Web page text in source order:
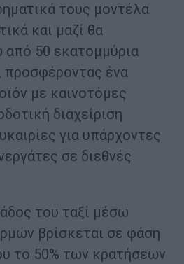
τους μοντέλα
και μαζί θα
50 εκατομμύρια
προσφέροντας ένα
με καινοτόμες
διαχείριση
για υπάρχοντες
σε διεθνές
του ταξί μέσω
βρίσκεται σε φάση
το 50% των κρατήσεων